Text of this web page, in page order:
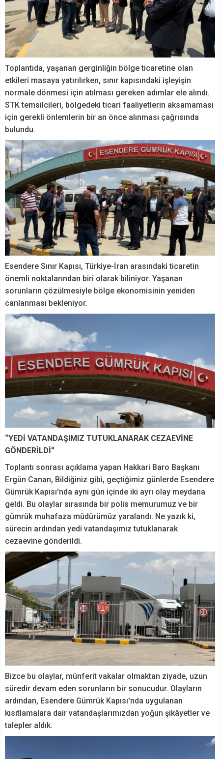
Toplantıda, yaşanan gerginliğin bölge ticaretine olan
etkileri masaya yatırılırken, sınır kapısındaki işleyişin
normale dönmesi için atılması gereken adımlar ele alındı.
STK temsilcileri, bölgedeki ticari faaliyetlerin aksamaması
için gerekli önlemlerin bir an önce alınması çağrısında
bulundu.
Esendere Sınır Kapısı, Türkiye-İran arasındaki ticaretin
önemli noktalarından biri olarak biliniyor. Yaşanan
sorunların çözülmesiyle bölge ekonomisinin yeniden
canlanması bekleniyor.
“YEDİ VATANDAŞIMIZ TUTUKLANARAK CEZAEVİNE
GÖNDERİLDİ”
Toplantı sonrası açıklama yapan Hakkari Baro Başkanı
Ergün Canan, Bildiğiniz gibi, geçtiğimiz günlerde Esendere
Gümrük Kapısı'nda aynı gün içinde iki ayrı olay meydana
geldi. Bu olaylar sırasında bir polis memurumuz ve bir
gümrük muhafaza müdürümüz yaralandı. Ne yazık ki,
sürecin ardından yedi vatandaşımız tutuklanarak
cezaevine gönderildi.
Bizce bu olaylar, münferit vakalar olmaktan ziyade, uzun
süredir devam eden sorunların bir sonucudur. Olayların
ardından, Esendere Gümrük Kapısı'nda uygulanan
kısıtlamalara dair vatandaşlarımızdan yoğun şikâyetler ve
talepler aldık.